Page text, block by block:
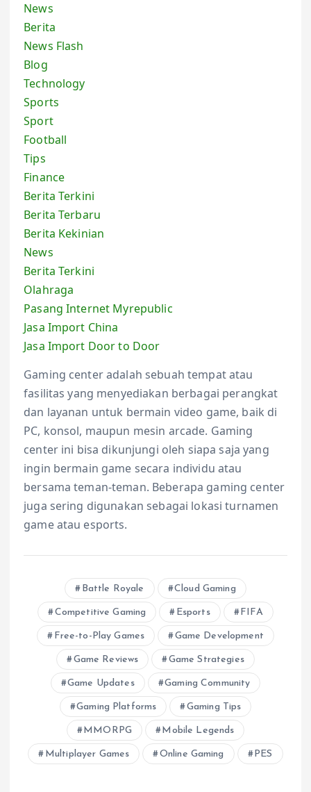
News
Berita
News Flash
Blog
Technology
Sports
Sport
Football
Tips
Finance
Berita Terkini
Berita Terbaru
Berita Kekinian
News
Berita Terkini
Olahraga
Pasang Internet Myrepublic
Jasa Import China
Jasa Import Door to Door
Gaming center adalah sebuah tempat atau
fasilitas yang menyediakan berbagai perangkat
dan layanan untuk bermain video game, baik di
PC, konsol, maupun mesin arcade. Gaming
center ini bisa dikunjungi oleh siapa saja yang
ingin bermain game secara individu atau
bersama teman-teman. Beberapa gaming center
juga sering digunakan sebagai lokasi turnamen
game atau esports.
Battle Royale Cloud Gaming
Competitive Gaming Esports FIFA
Free-to-Play Games Game Development
Game Reviews Game Strategies
Game Updates Gaming Community
Gaming Platforms Gaming Tips
MMORPG Mobile Legends
Multiplayer Games Online Gaming PES